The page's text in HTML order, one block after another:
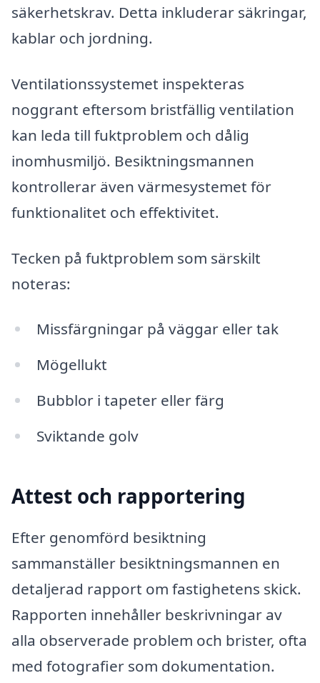
säkerhetskrav. Detta inkluderar säkringar,
kablar och jordning.
Ventilationssystemet inspekteras
noggrant eftersom bristfällig ventilation
kan leda till fuktproblem och dålig
inomhusmiljö. Besiktningsmannen
kontrollerar även värmesystemet för
funktionalitet och effektivitet.
Tecken på fuktproblem som särskilt
noteras:
Missfärgningar på väggar eller tak
Mögellukt
Bubblor i tapeter eller färg
Sviktande golv
Attest och rapportering
Efter genomförd besiktning
sammanställer besiktningsmannen en
detaljerad rapport om fastighetens skick.
Rapporten innehåller beskrivningar av
alla observerade problem och brister, ofta
med fotografier som dokumentation.